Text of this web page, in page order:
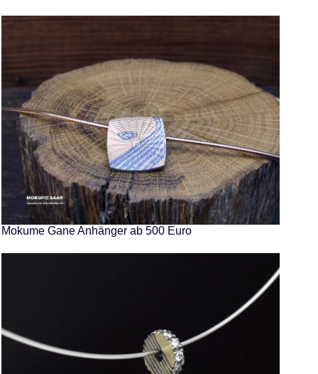
Mokume Gane Anhänger ab 500 Euro